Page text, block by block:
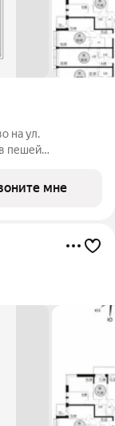
на ул.
пешей
расположены
и
мне